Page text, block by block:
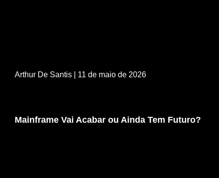
Arthur De Santis | 11 de maio de 2026
Mainframe Vai Acabar ou Ainda Tem Futuro?